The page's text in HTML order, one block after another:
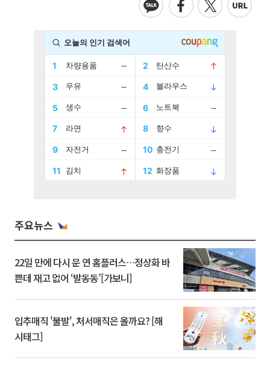
주요뉴스
22일 만에 다시 문 연 홈플러스…정상화 바
쁜데 재고 없어 ‘발동동’[가보니]
입추매직 '불발', 처서매직은 올까요? [해
시태그]